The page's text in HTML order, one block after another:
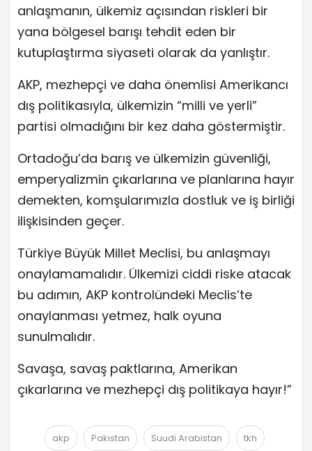
anlaşmanın, ülkemiz açısından riskleri bir
yana bölgesel barışı tehdit eden bir
kutuplaştırma siyaseti olarak da yanlıştır.
AKP, mezhepçi ve daha önemlisi Amerikancı
dış politikasıyla, ülkemizin “milli ve yerli”
partisi olmadığını bir kez daha göstermiştir.
Ortadoğu’da barış ve ülkemizin güvenliği,
emperyalizmin çıkarlarına ve planlarına hayır
demekten, komşularımızla dostluk ve iş birliği
ilişkisinden geçer.
Türkiye Büyük Millet Meclisi, bu anlaşmayı
onaylamamalıdır. Ülkemizi ciddi riske atacak
bu adımın, AKP kontrolündeki Meclis’te
onaylanması yetmez, halk oyuna
sunulmalıdır.
Savaşa, savaş paktlarına, Amerikan
çıkarlarına ve mezhepçi dış politikaya hayır!”
akp Pakistan Suudi Arabistan tkh